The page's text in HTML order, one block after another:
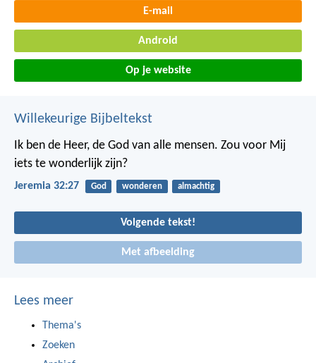
E-mail
Android
Op je website
Willekeurige Bijbeltekst
Ik ben de Heer, de God van alle mensen. Zou voor Mij
iets te wonderlijk zijn?
Jeremia 32:27 God wonderen almachtig
Volgende tekst!
Met afbeelding
Lees meer
Thema's
Zoeken